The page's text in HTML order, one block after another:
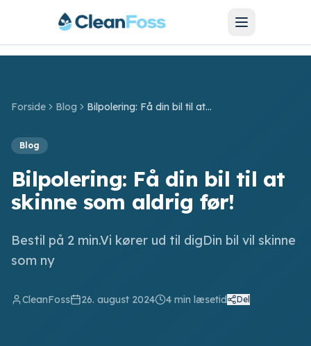
Bilpolering
Forside Blog Bilpolering: Få din bil til at skinne som aldrig før!
Blog
Bilpolering: Få din bil til at
skinne som aldrig før!
Bestil på 2 min.Vi kører ud til digDin bil vil skinne
som ny
CleanFoss 26. august 2024 4 min læsetid Del